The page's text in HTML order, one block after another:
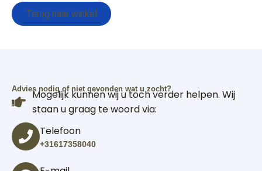
Terug naar winkel
Advies nodig of niet gevonden wat u zocht?
Mogelijk kunnen wij u toch verder helpen. Wij
staan u graag te woord via:
Telefoon
+31617358040